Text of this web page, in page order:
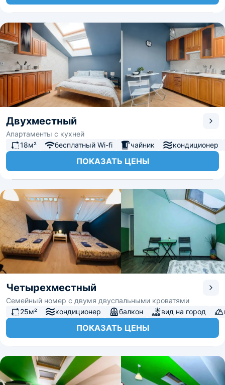
Двухместный
Апартаменты с кухней
18м²
бесплатный Wi-fi чайник кондиционер
ПОКАЗАТЬ ЦЕНЫ
Четырехместный
Семейный номер с двумя двуспальными кроватями
25м²
кондиционер балкон вид на город
ПОКАЗАТЬ ЦЕНЫ